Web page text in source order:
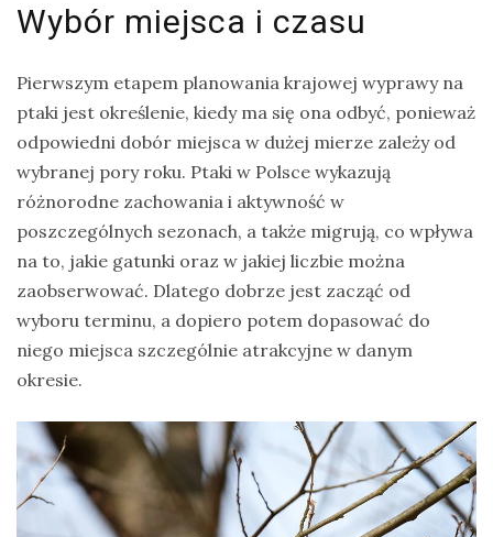
Wybór miejsca i czasu
Pierwszym etapem planowania krajowej wyprawy na
ptaki jest określenie, kiedy ma się ona odbyć, ponieważ
odpowiedni dobór miejsca w dużej mierze zależy od
wybranej pory roku. Ptaki w Polsce wykazują
różnorodne zachowania i aktywność w
poszczególnych sezonach, a także migrują, co wpływa
na to, jakie gatunki oraz w jakiej liczbie można
zaobserwować. Dlatego dobrze jest zacząć od
wyboru terminu, a dopiero potem dopasować do
niego miejsca szczególnie atrakcyjne w danym
okresie.
chruściele
czaplowate
drozdy
dzierżby
elektronika
turystyczna
gołębiowate
gryzonie